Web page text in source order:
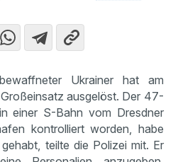
Ukrainer hat am
ausgelöst. Der 47-
einer S-Bahn vom Dresdner
kontrolliert worden, habe
teilte die Polizei mit. Er